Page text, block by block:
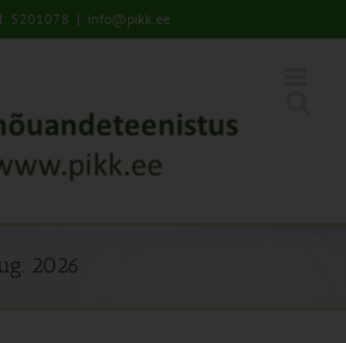
5201078 | info@pikk.ee
2026